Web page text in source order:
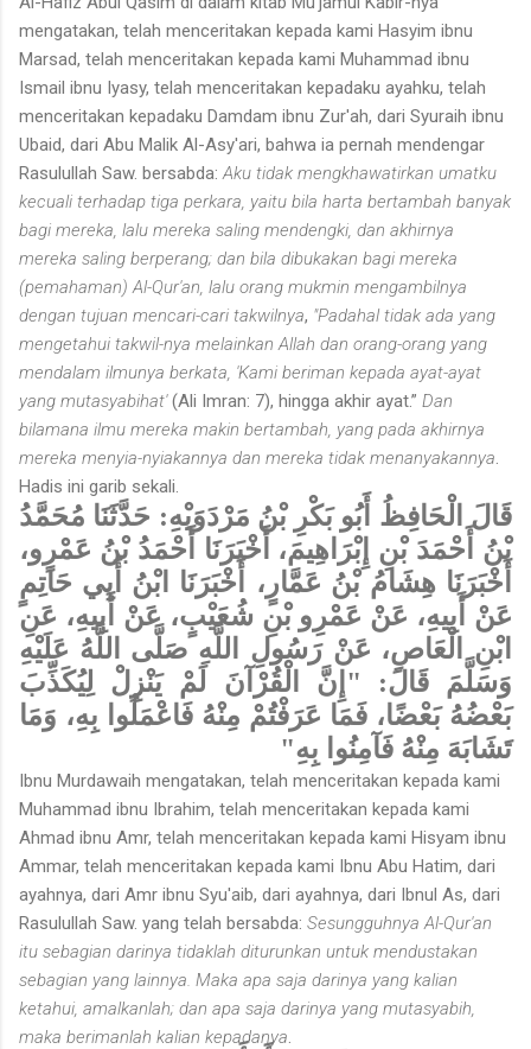
mengatakan, telah menceritakan kepada kami Hasyim ibnu
Marsad, telah menceritakan kepada kami Muhammad ibnu
Ismail ibnu Iyasy, telah menceritakan kepadaku ayahku, telah
menceritakan kepadaku Damdam ibnu Zur'ah, dari Syuraih ibnu
Ubaid, dari Abu Malik Al-Asy'ari, bahwa ia pernah mendengar
Rasulullah Saw. bersabda: Aku tidak mengkhawatirkan umatku
kecuali terhadap tiga perkara, yaitu bila harta bertambah banyak
bagi mereka, lalu mereka saling mendengki, dan akhirnya
mereka saling berperang; dan bila dibukakan bagi mereka
(pemahaman) Al-Qur'an, lalu orang mukmin mengambilnya
dengan tujuan mencari-cari takwilnya, "Padahal tidak ada yang
mengetahui takwil-nya melainkan Allah dan orang-orang yang
mendalam ilmunya berkata, 'Kami beriman kepada ayat-ayat
yang mutasyabihat'(Ali Imran: 7), hingga akhir ayat.” Dan
bilamana ilmu mereka makin bertambah, yang pada akhirnya
mereka menyia-nyiakannya dan mereka tidak menanyakannya
Hadis ini garib sekali.
قَالَ الْحَافِظُ أَبُو بَكْرِ بْنُ مَرْدَوَيْهِ: حَدَّثَنَا مُحَمَّدُ
بْنُ أَحْمَدَ بْنِ إِبْرَاهِيمَ، أَخْبَرَنَا أَحْمَدُ بْنُ عَمْرٍو،
أَخْبَرَنَا هِشَامُ بْنُ عَمَّارٍ، أَخْبَرَنَا ابْنُ أَبِي حَاتِمٍ
عَنْ أَبِيهِ، عَنْ عَمْرِو بْنِ شُعَيْبٍ، عَنْ أَبِيهِ، عَنِ
ابْنِ الْعَاصِ، عَنْ رَسُولِ اللَّهِ صَلَّى اللَّهُ عَلَيْهِ
وَسَلَّمَ قَالَ: "إِنَّ الْقُرْآنَ لَمْ يَنْزِلْ لِيُكَذِّبَ
بَعْضُهُ بَعْضًا، فَمَا عَرَفْتُمْ مِنْهُ فَاعْمَلُوا بِهِ، وَمَا
تَشَابَهَ مِنْهُ فَآمِنُوا بِهِ"
Ibnu Murdawaih mengatakan, telah menceritakan kepada kami
Muhammad ibnu Ibrahim, telah menceritakan kepada kami
Ahmad ibnu Amr, telah menceritakan kepada kami Hisyam ibnu
Ammar, telah menceritakan kepada kami Ibnu Abu Hatim, dari
ayahnya, dari Amr ibnu Syu'aib, dari ayahnya, dari Ibnul As, dari
Rasulullah Saw. yang telah bersabda: Sesungguhnya Al-Qur'an
itu sebagian darinya tidaklah diturunkan untuk mendustakan
sebagian yang lainnya. Maka apa saja darinya yang kalian
ketahui, amalkanlah; dan apa saja darinya yang mutasyabih,
maka berimanlah kalian kepadanya